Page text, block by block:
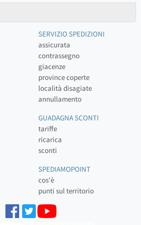
SERVIZIO SPEDIZIONI
assicurata
contrassegno
giacenze
province coperte
località disagiate
annullamento
GUADAGNA SCONTI
tariffe
ricarica
sconti
SPEDIAMOPOINT
cos'è
punti sul territorio